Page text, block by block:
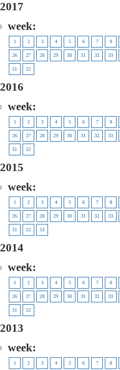
2017
week:
1 2 3 4 5 6 7 8
26 27 28 29 30 31 32 33
51 52
2016
week:
1 2 3 4 5 6 7 8
26 27 28 29 30 31 32 33
51 52
2015
week:
1 2 3 4 5 6 7 8
26 27 28 29 30 31 32 33
51 52 53
2014
week:
1 2 3 4 5 6 7 8
26 27 28 29 30 31 32 33
51 52
2013
week:
1 2 3 4 5 6 7 8